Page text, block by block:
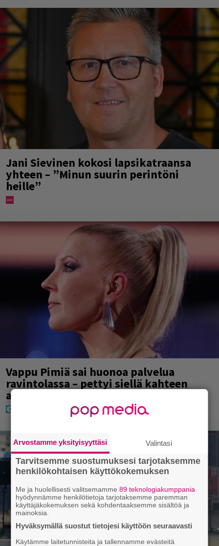
Jani Sievinen kokosi lapsikatraansa
yhteen – ”Minun suurin perintöni
heille”
Vappu Pimiä sai huonoa palvelua
ravintolassa – pettyi siellä kahteen
asiaan
Arvostamme yksityisyyttäsi Valintasi
Tarvitsemme suostumuksesi tarjotaksemme
henkilökohtaisen käyttökokemuksen
Me ja huolellisesti valitsemamme89 teknologiakumppania
hyödynnämme henkilötietoja tarjotaksemme paremman
käyttäjäkokemuksen sekä kohdentaaksemme sisältöä ja
mainoksia.
Hyväksymällä suostut tietojesi käyttöön seuraavasti
Käytämme laitetunnisteita ja tallennamme evästeitä